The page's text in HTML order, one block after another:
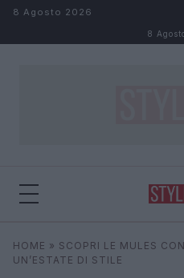
Salta al contenuto
8 Agosto 2026
8
Cerca
HOME » SCOPRI LE MULES
UN’ESTATE DI STILE